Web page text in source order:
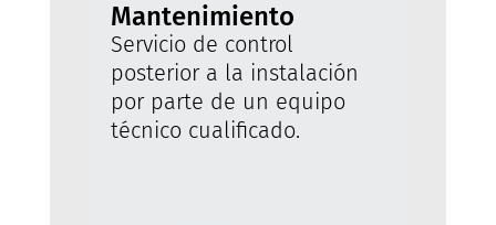
Mantenimiento
Servicio de control
posterior a la instalación
por parte de un equipo
técnico cualificado.